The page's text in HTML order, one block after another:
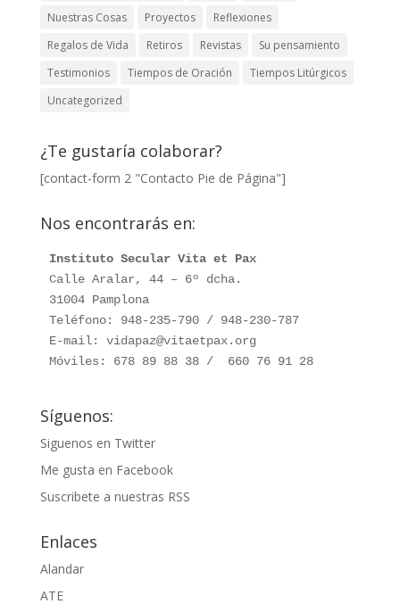
Nuestras Cosas
Proyectos
Reflexiones
Regalos de Vida
Retiros Revistas
Su pensamiento
Testimonios
Tiempos de Oración
Tiempos Litúrgicos
Uncategorized
¿Te gustaría colaborar?
[contact-form 2 "Contacto Pie de Página"]
Nos encontrarás en:
Instituto Secular Vita et Pax
Calle Aralar, 44 – 6º dcha.
31004 Pamplona
Teléfono: 948-235-790 / 948-230-787
E-mail: vidapaz@vitaetpax.org
Móviles: 678 89 88 38 /  660 76 91 28
Síguenos:
Siguenos en Twitter
Me gusta en Facebook
Suscribete a nuestras RSS
Enlaces
Alandar
ATE